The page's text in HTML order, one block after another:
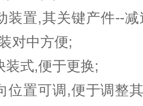
装置,其关键产件--
对中方便;
装式,便于更换;
位置可调,便于调整